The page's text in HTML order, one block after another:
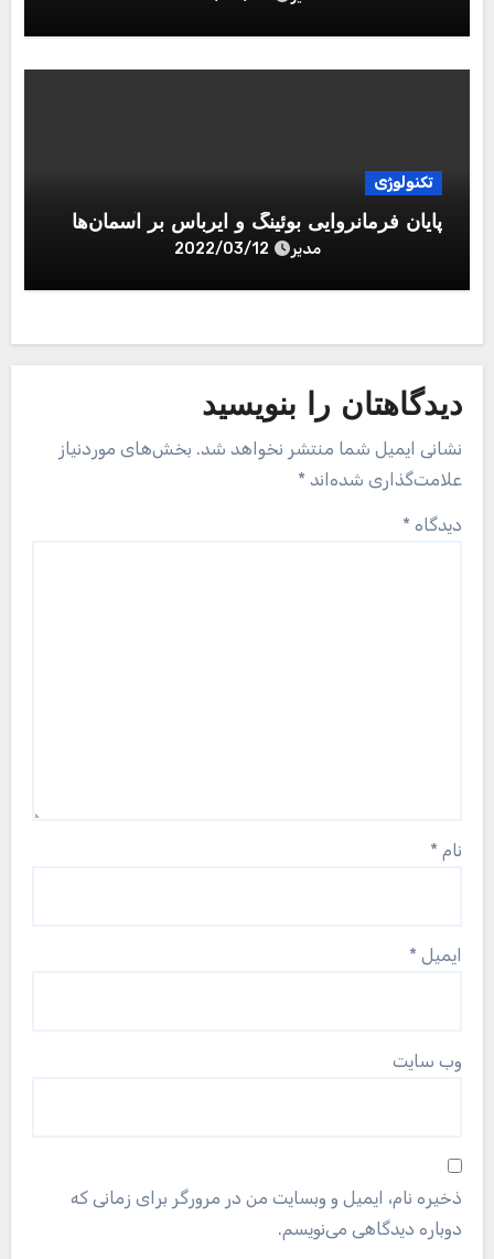
تکنولوژی
پایان فرمانروایی بوئینگ و ایرباس بر آسمان‌ها
مدیر 2022/03/12
دیدگاهتان را بنویسید
نشانی ایمیل شما منتشر نخواهد شد. بخش‌های موردنیاز
علامت‌گذاری شده‌اند *
دیدگاه *
نام *
ایمیل *
وب‌ سایت
ذخیره نام، ایمیل و وبسایت من در مرورگر برای زمانی که
دوباره دیدگاهی می‌نویسم.